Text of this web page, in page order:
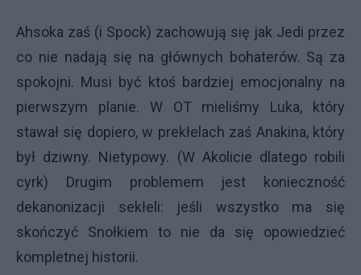
Ahsoka zaś (i Spock) zachowują się jak Jedi przez
co nie nadają się na głównych bohaterów. Są za
spokojni. Musi być ktoś bardziej emocjonalny na
pierwszym planie. W OT mieliśmy Luka, który
stawał się dopiero, w prekłelach zaś Anakina, który
był dziwny. Nietypowy. (W Akolicie dlatego robili
cyrk) Drugim problemem jest konieczność
dekanonizacji sekłeli: jeśli wszystko ma się
skończyć Snołkiem to nie da się opowiedzieć
kompletnej historii.